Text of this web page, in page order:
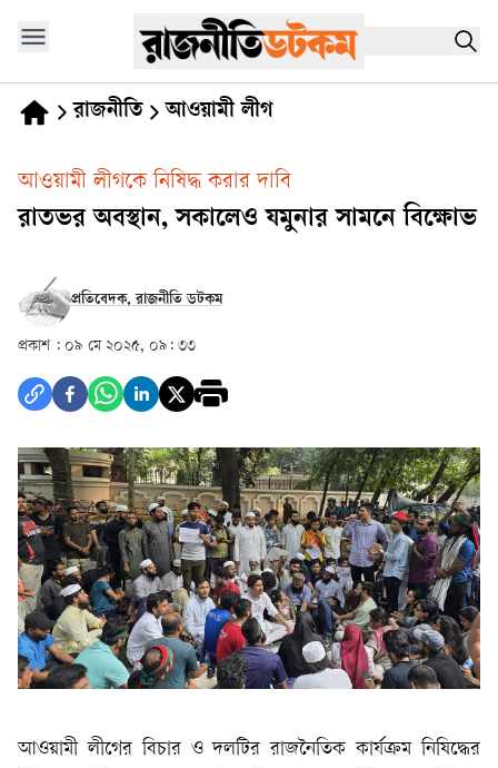
রাজনীতি আওয়ামী লীগ
আওয়ামী লীগকে নিষিদ্ধ করার দাবি
রাতভর অবস্থান, সকালেও যমুনার সামনে বিক্ষোভ
প্রতিবেদক, রাজনীতি ডটকম
প্রকাশ : ০৯ মে ২০২৫, ০৯: ৩৩
আওয়ামী লীগের বিচার ও দলটির রাজনৈতিক কার্যক্রম নিষিদ্ধের